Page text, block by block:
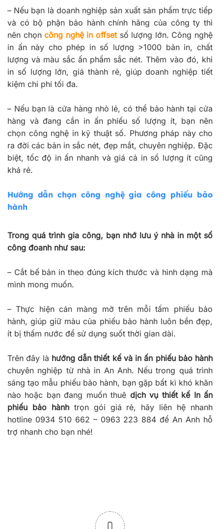
– Nếu bạn là doanh nghiệp sản xuất sản phẩm trực tiếp
và có bộ phận bảo hành chính hãng của công ty thì
nên chọncông nghệ in offsetsố lượng lớn. Công nghệ
in ấn này cho phép in số lượng >1000 bản in, chất
lượng và màu sắc ấn phẩm sắc nét. Thêm vào đó, khi
in số lượng lớn, giá thành rẻ, giúp doanh nghiệp tiết
kiệm chi phí tối đa.
– Nếu bạn là cửa hàng nhỏ lẻ, có thể bảo hành tại cửa
hàng và đang cần in ấn phiếu số lượng ít, bạn nên
chọn công nghệ in kỹ thuật số. Phương pháp này cho
ra đời các bản in sắc nét, đẹp mắt, chuyên nghiệp. Đặc
biệt, tốc độ in ấn nhanh và giá cả in số lượng ít cũng
khá rẻ.
Hướng dẫn chọn công nghệ gia công phiếu bảo
hành
Trong quá trình gia công, bạn nhớ lưu ý nhà in một số
công đoanh như sau:
– Cắt bế bản in theo đúng kích thước và hình dạng mà
mình mong muốn.
– Thực hiện cán màng mờ trên mỗi tấm phiếu bảo
hành, giúp giữ màu của phiếu bảo hành luôn bền đẹp,
ít bị thấm nước để sử dụng suốt thời gian dài.
Trên đây là hướng dẫn thiết kế và in ấn phiếu bảo hành
chuyên nghiệp từ nhà in An Anh. Nếu trong quá trình
sáng tạo mẫu phiếu bảo hành, bạn gặp bất kì khó khăn
nào hoặc bạn đang muốn thuê dịch vụ thiết kế In ấn
phiếu bảo hànhtrọn gói giá rẻ, hãy liên hệ nhanh
hotline 0934 510 662 – 0963 223 884 để An Anh hỗ
trợ nhanh cho bạn nhé!